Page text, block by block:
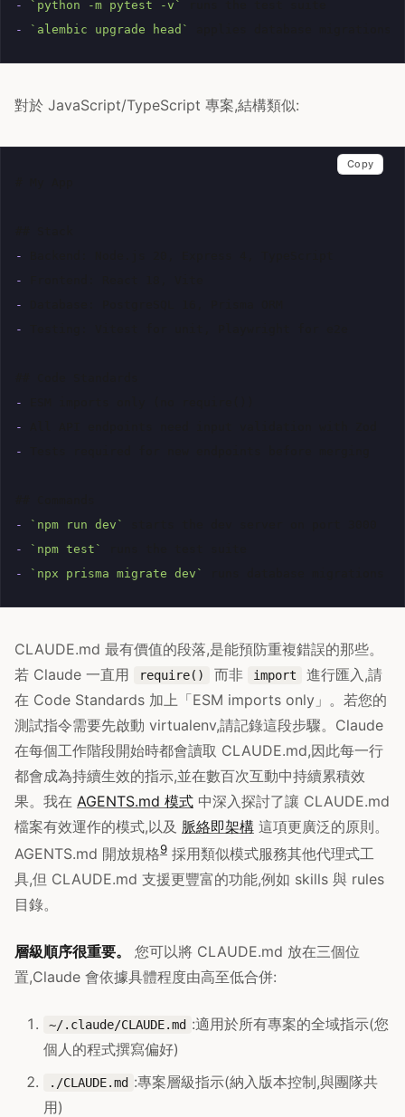
-
`python -m pytest -v`
-
`alembic upgrade head`
對於 JavaScript/TypeScript 專案,結構類似:
-
-
-
-
-
-
-
-
`npm run dev`
-
`npm test`
-
`npx prisma migrate dev`
Copy
CLAUDE.md 最有價值的段落,是能預防重複錯誤的那些。
若 Claude 一直用
require() 而非 import
進行匯入,請
在 Code Standards 加上「ESM imports only」。若您的
測試指令需要先啟動 virtualenv,請記錄這段步驟。Claude
在每個工作階段開始時都會讀取 CLAUDE.md,因此每一行
都會成為持續生效的指示,並在數百次互動中持續累積效
果。我在 AGENTS.md 模式 中深入探討了讓 CLAUDE.md
檔案有效運作的模式,以及 脈絡即架構 這項更廣泛的原則。
AGENTS.md 開放規格9 採用類似模式服務其他代理式工
具,但 CLAUDE.md 支援更豐富的功能,例如 skills 與 rules
目錄。
層級順序很重要。
您可以將 CLAUDE.md 放在三個位
置,Claude 會依據具體程度由高至低合併:
~/.claude/CLAUDE.md :適用於所有專案的全域指示(您
個人的程式撰寫偏好)
./CLAUDE.md :專案層級指示(納入版本控制,與團隊共
用)